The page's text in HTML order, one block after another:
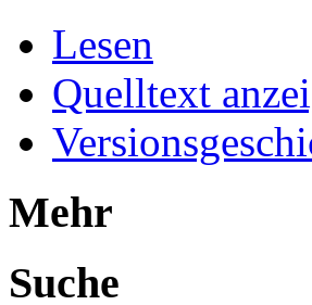
Lesen
Quelltext
Mehr
Suche